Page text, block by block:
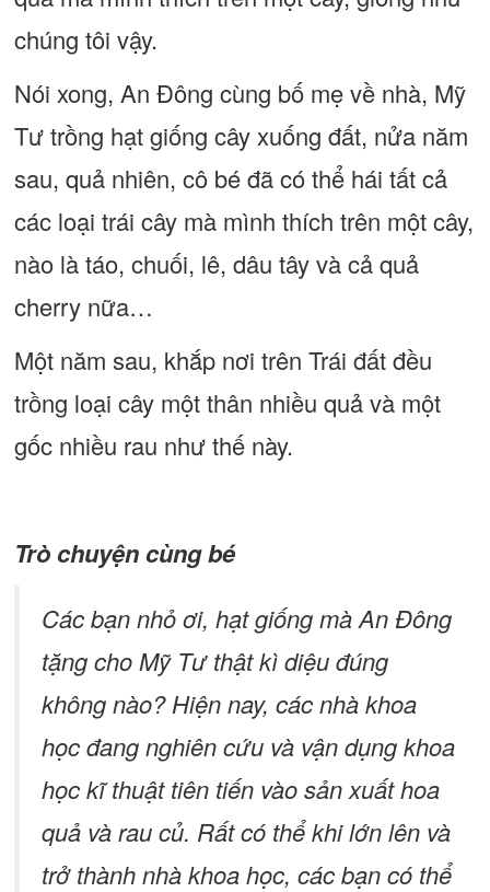
chúng tôi vậy.
Nói xong, An Đông cùng bố mẹ về nhà, Mỹ
Tư trồng hạt giống cây xuống đất, nửa năm
sau, quả nhiên, cô bé đã có thể hái tất cả
các loại trái cây mà mình thích trên một cây,
nào là táo, chuối, lê, dâu tây và cả quả
cherry nữa…
Một năm sau, khắp nơi trên Trái đất đều
trồng loại cây một thân nhiều quả và một
gốc nhiều rau như thế này.
Trò chuyện cùng bé
Các bạn nhỏ ơi, hạt giống mà An Đông
tặng cho Mỹ Tư thật kì diệu đúng
không nào? Hiện nay, các nhà khoa
học đang nghiên cứu và vận dụng khoa
học kĩ thuật tiên tiến vào sản xuất hoa
quả và rau củ. Rất có thể khi lớn lên và
trở thành nhà khoa học, các bạn có thể